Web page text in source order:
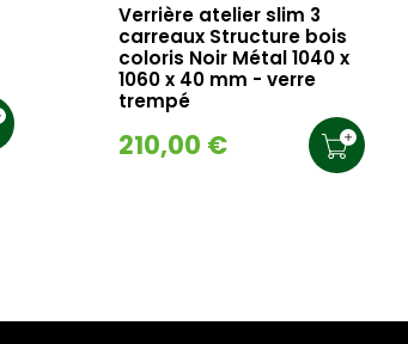
Verrière atelier slim 3
carreaux Structure bois
coloris Noir Métal 1040 x
1060 x 40 mm - verre
trempé
210,00 €